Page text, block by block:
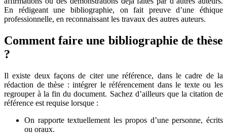
En rédigeant une bibliographie, on fait preuve d’une éthique
professionnelle, en reconnaissant les travaux des autres auteurs.
Comment faire une bibliographie de thèse
?
Il existe deux façons de citer une référence, dans le cadre de la
rédaction de thèse : intégrer le référencement dans le texte ou les
regrouper à la fin du document. Sachez d’ailleurs que la citation de
référence est requise lorsque :
On rapporte textuellement les propos d’une personne, écrits
ou oraux.